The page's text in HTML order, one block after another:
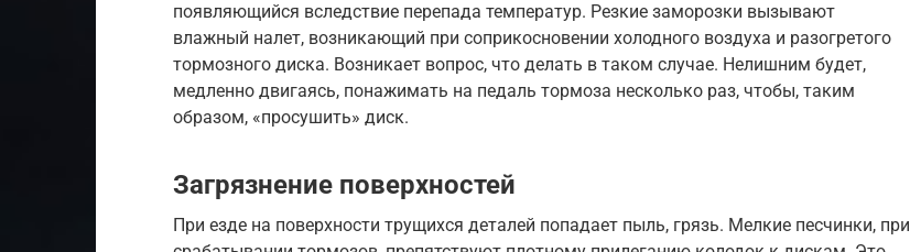
появляющийся вследствие перепада температур. Резкие заморозки вызывают
влажный налет, возникающий при соприкосновении холодного воздуха и разогретого
тормозного диска. Возникает вопрос, что делать в таком случае. Нелишним будет,
медленно двигаясь, понажимать на педаль тормоза несколько раз, чтобы, таким
образом, «просушить» диск.
Загрязнение поверхностей
При езде на поверхности трущихся деталей попадает пыль, грязь. Мелкие песчинки, при